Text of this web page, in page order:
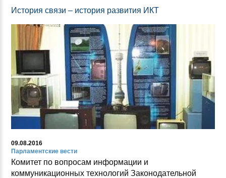
История связи – история развития ИКТ
09.08.2016
Парламентские вести
Комитет по вопросам информации и
коммуникационных технологий Законодательной